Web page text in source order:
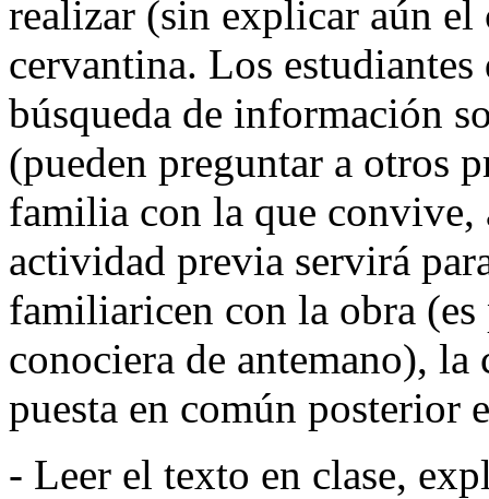
realizar (sin explicar aún
cervantina. Los
búsqueda de información
(pueden preguntar a otros
familia con la que convive,
actividad previa servirá
familiaricen con la obra
conociera de antemano),
puesta en común posterior
- Leer el texto en clase,